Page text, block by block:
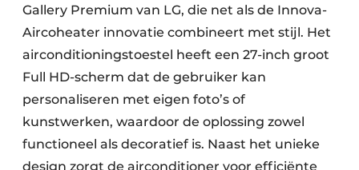
Gallery Premium van LG, die net als de Innova-
Aircoheater innovatie combineert met stijl. Het
airconditioningstoestel heeft een 27-inch groot
Full HD-scherm dat de gebruiker kan
personaliseren met eigen foto’s of
kunstwerken, waardoor de oplossing zowel
functioneel als decoratief is. Naast het unieke
design zorgt de airconditioner voor efficiënte